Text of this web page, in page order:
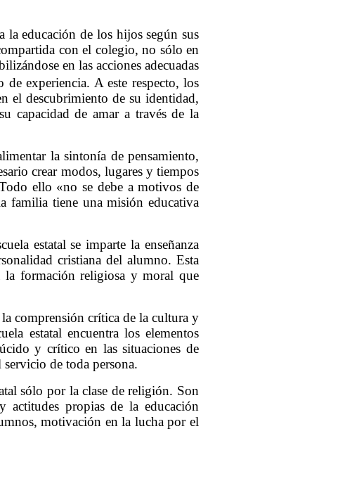
la educación de los hijos según sus
con el colegio, no sólo en
en las acciones adecuadas
experiencia. A este respecto, los
el descubrimiento de su identidad,
capacidad de amar a través de la
la sintonía de pensamiento,
crear modos, lugares y tiempos
ello «no se debe a motivos de
familia tiene una misión educativa
estatal se imparte la enseñanza
cristiana del alumno. Esta
la formación religiosa y moral que
comprensión crítica de la cultura y
estatal encuentra los elementos
y crítico en las situaciones de
de toda persona.
sólo por la clase de religión. Son
actitudes propias de la educación
motivación en la lucha por el